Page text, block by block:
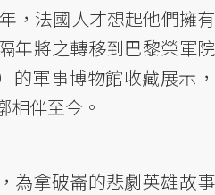
，法國人才想起他們擁有
年將之轉移到巴黎榮軍院
的軍事博物館收藏展示，
相伴至今。
為拿破崙的悲劇英雄故事